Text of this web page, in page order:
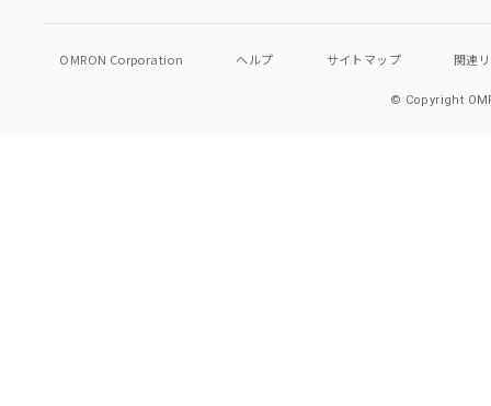
OMRON Corporation ヘルプ サイトマップ 関連
© Copyright